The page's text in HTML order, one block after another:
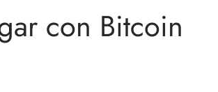
con Bitcoin